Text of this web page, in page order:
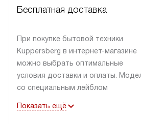
Бесплатная доставка
При покупке бытовой техники
Kuppersberg в интернет-магазине
можно выбрать оптимальные
условия доставки и оплаты.
со специальным лейблом
в пределах МКАД до подъезда,
Показать ещё